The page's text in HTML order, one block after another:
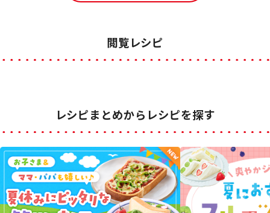
閲覧レシピ
レシピまとめからレシピを探す